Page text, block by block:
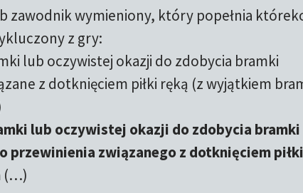
zawodnik wymieniony, który popełnia
z gry:
lub oczywistej okazji do zdobycia bramki
z dotknięciem piłki ręką (z wyjątkiem
lub oczywistej okazji do zdobycia bramki
przewinienia związanego z dotknięciem piłki
(…)